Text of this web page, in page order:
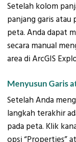
Setelah kolom
panjang garis
peta. Anda dapat
secara manual
area di ArcGIS
Menyusun Garis
Setelah Anda
langkah terakhir
pada peta. Klik